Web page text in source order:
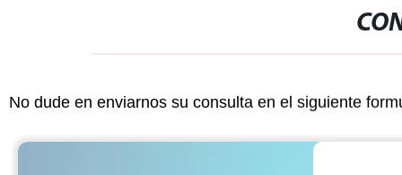
No dude en enviarnos su consulta en el siguiente